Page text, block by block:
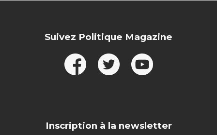
Suivez Politique Magazine
Inscription à la newsletter